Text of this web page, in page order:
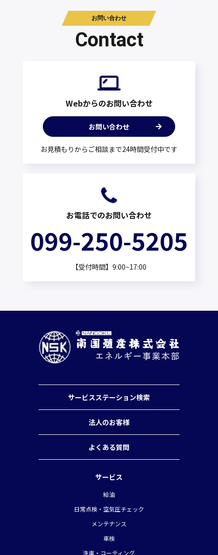
お問い合わせ
Contact
Webからのお問い合わせ
お問い合わせ
お見積もりからご相談まで24時間受付中です
お電話でのお問い合わせ
099-250-5205
【受付時間】9:00~17:00
サービスステーション検索
法人のお客様
よくある質問
サービス
給油
日常点検・空気圧チェック
メンテナンス
車検
洗車・コーティング